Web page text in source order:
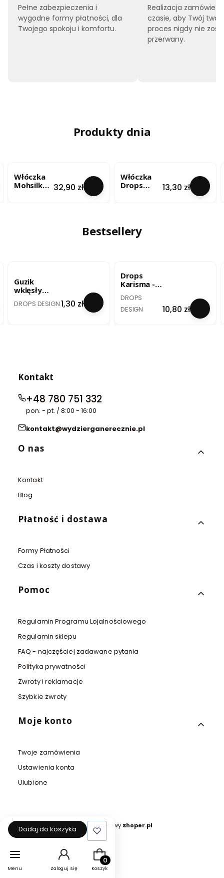
Pełne zabezpieczenia i
wygodne formy płatności, dla
Twojego spokoju i komfortu.
Realizacja zamówień
czasie, aby Twój
proces nigdy nie
przerwany.
Produkty dnia
Włóczka
Mohsilko – Cena
32,90 zł
Włóczka
Drops
/ uni colour
33
Cena
13,30 zł
Bestsellery
Guzik
wklęsły
mm / no. 522
PRODUCENT
DROPS DESIGNCena
1,30 zł
Drops
Karisma -
perłowy /
mix 72
PRODUCENT
DROPS
DESIGN
Cena
10,80 zł
Kontakt
+48 780 751 332
pon. - pt. / 8:00 - 16:00
kontakt@wydzierganerecznie.pl
Linki w stopce
O nas
Kontakt
Blog
Płatność i dostawa
Formy Płatności
Czas i koszty dostawy
Pomoc
Regulamin Programu Lojalnościowego
Regulamin sklepu
FAQ - najczęściej zadawane pytania
Polityka prywatności
Zwroty i reklamacje
Szybkie zwroty
Moje konto
Twoje zamówienia
Ustawienia konta
Ulubione
Sklep internetowy Shoper.pl
Dodaj do koszyka
Menu Zaloguj się
Produkty w koszyku: 0. Zobacz
Koszyk